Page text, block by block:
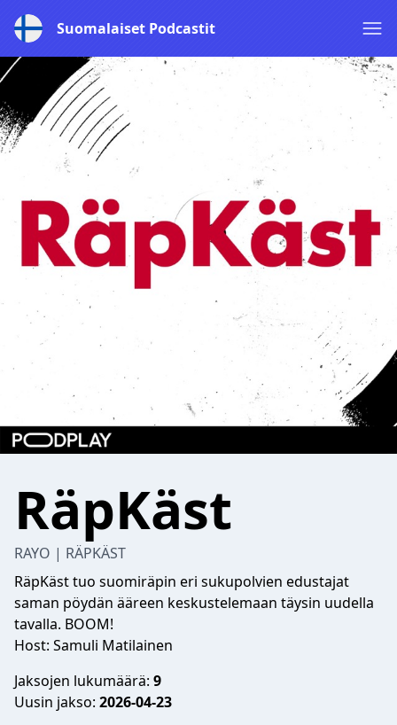
Suomalaiset Podcastit
RäpKäst
RAYO | RÄPKÄST
RäpKäst tuo suomiräpin eri sukupolvien edustajat
saman pöydän ääreen keskustelemaan täysin uudella
tavalla. BOOM!
Host: Samuli Matilainen
Jaksojen lukumäärä: 9
Uusin jakso: 2026-04-23